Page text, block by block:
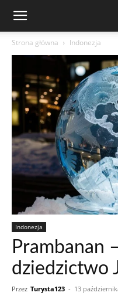
Strona główna Indonezja
Indonezja
Prambanan
dziedzictwo
Przez Turysta123 - 13